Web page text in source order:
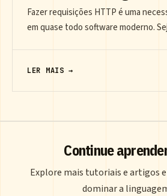
Fazer requisições HTTP é uma
em quase todo software moderno.
LER MAIS →
Continue
Explore mais tutoriais e artigos
dominar a